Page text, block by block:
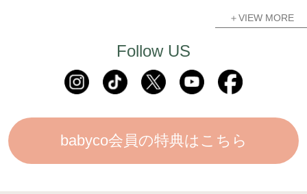
＋VIEW MORE
Follow US
babyco会員の特典はこちら